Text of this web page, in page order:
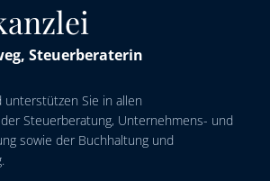
Steuerberaterin
unterstützen Sie in allen
Steuerberatung, Unternehmens- und
sowie der Buchhaltung und